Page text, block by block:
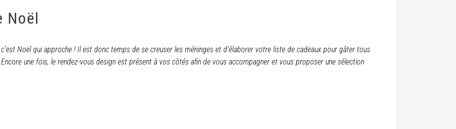
Noël
Noël qui approche ! Il est donc temps de se creuser les méninges et d’élaborer votre liste de cadeaux pour gâter tous
une fois, le rendez-vous design est présent à vos côtés afin de vous accompagner et vous proposer une sélection